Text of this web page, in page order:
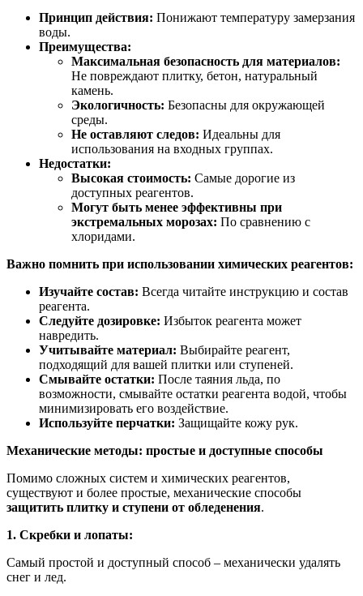
Принцип действия: Понижают температуру замерзания
воды.
Преимущества:
Максимальная безопасность для материалов:
Не повреждают плитку, бетон, натуральный
камень.
Экологичность: Безопасны для окружающей
среды.
Не оставляют следов: Идеальны для
использования на входных группах.
Недостатки:
Высокая стоимость: Самые дорогие из
доступных реагентов.
Могут быть менее эффективны при
экстремальных морозах: По сравнению с
хлоридами.
Важно помнить при использовании химических реагентов:
Изучайте состав: Всегда читайте инструкцию и состав
реагента.
Следуйте дозировке: Избыток реагента может
навредить.
Учитывайте материал: Выбирайте реагент,
подходящий для вашей плитки или ступеней.
Смывайте остатки: После таяния льда, по
возможности, смывайте остатки реагента водой, чтобы
минимизировать его воздействие.
Используйте перчатки: Защищайте кожу рук.
Механические методы: простые и доступные способы
Помимо сложных систем и химических реагентов,
существуют и более простые, механические способы
защитить плитку и ступени от обледенения.
1. Скребки и лопаты:
Самый простой и доступный способ – механически удалять
снег и лед.